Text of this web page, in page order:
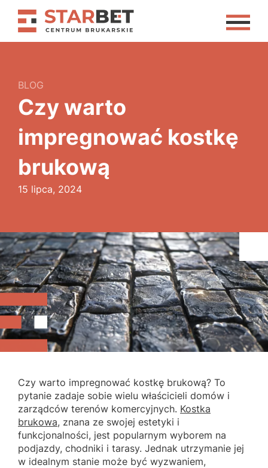
BLOG
Czy warto
impregnować kostkę
brukową
15 lipca, 2024
Czy warto impregnować kostkę brukową? To
pytanie zadaje sobie wielu właścicieli domów i
zarządców terenów komercyjnych. Kostka
brukowa, znana ze swojej estetyki i
funkcjonalności, jest popularnym wyborem na
podjazdy, chodniki i tarasy. Jednak utrzymanie jej
w idealnym stanie może być wyzwaniem,